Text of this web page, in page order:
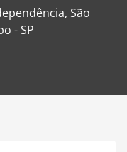
São
- SP